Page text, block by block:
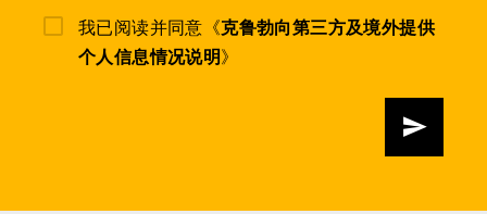
我已阅读并同意《克鲁勃向第三方及境外提供
个人信息情况说明》
发送